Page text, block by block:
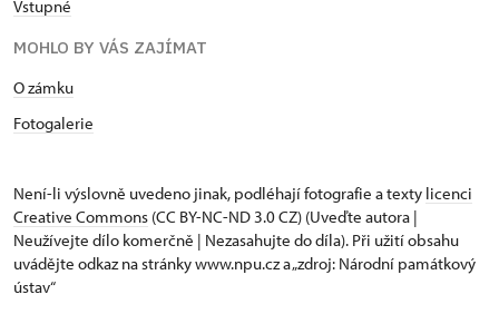
Vstupné
MOHLO BY VÁS ZAJÍMAT
O zámku
Fotogalerie
Není-li výslovně uvedeno jinak, podléhají fotografie a texty licenci
Creative Commons (CC BY-NC-ND 3.0 CZ) (Uveďte autora |
Neužívejte dílo komerčně | Nezasahujte do díla). Při užití obsahu
uvádějte odkaz na stránky www.npu.cz a „zdroj: Národní památkový
ústav“